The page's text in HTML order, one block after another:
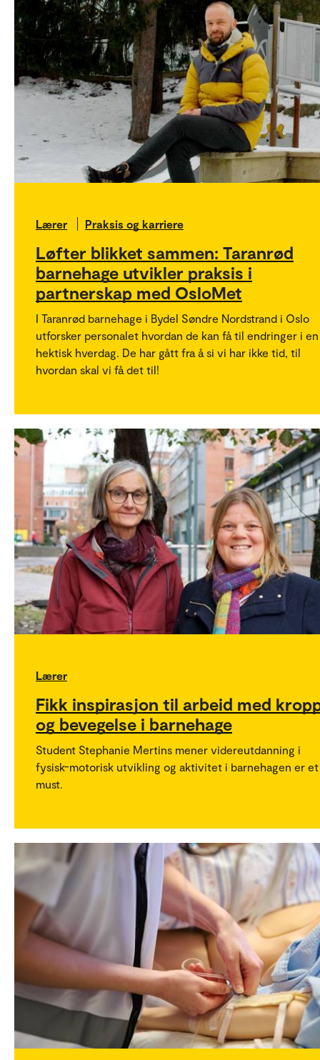
Lærer Praksis og karriere
Løfter blikket sammen: Taranrød
barnehage utvikler praksis i
partnerskap med OsloMet
I Taranrød barnehage i Bydel Søndre Nordstrand i Oslo
utforsker personalet hvordan de kan få til endringer i en
hektisk hverdag. De har gått fra å si vi har ikke tid, til
hvordan skal vi få det til!
Lærer
Fikk inspirasjon til arbeid med
og bevegelse i barnehage
Student Stephanie Mertins mener videreutdanning i
fysisk-motorisk utvikling og aktivitet i barnehagen er et
must.